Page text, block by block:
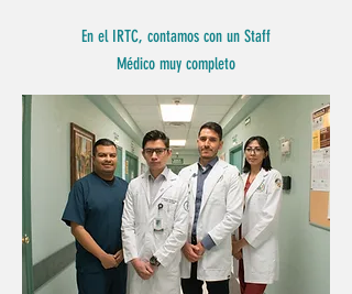
En el IRTC, contamos con un Staff
Médico muy completo